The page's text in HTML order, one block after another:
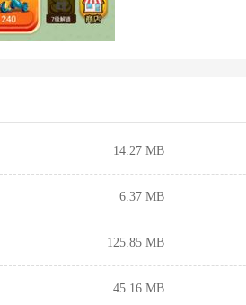
14.27 MB
6.37 MB
125.85 MB
45.16 MB